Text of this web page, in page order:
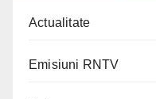
Actualitate
Emisiuni RNTV